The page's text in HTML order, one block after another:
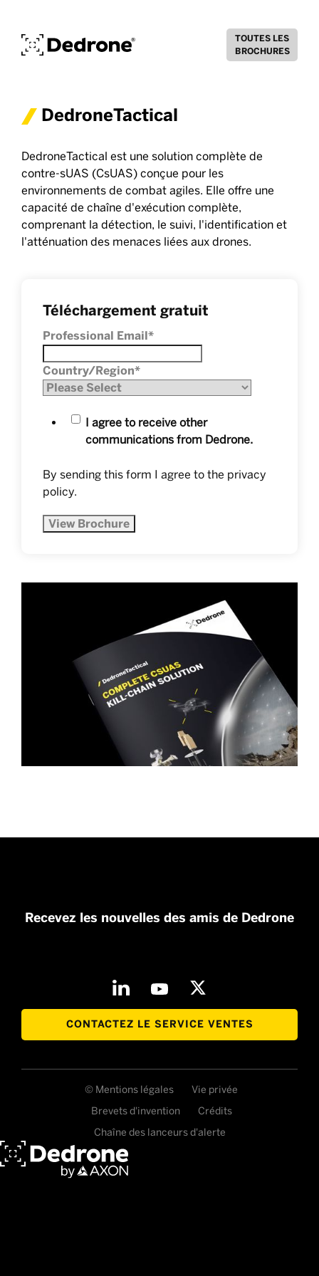
TOUTES LES
BROCHURES
DedroneTactical
DedroneTactical est une solution complète de
contre-sUAS (CsUAS) conçue pour les
environnements de combat agiles. Elle offre une
capacité de chaîne d'exécution complète,
comprenant la détection, le suivi, l'identification et
l'atténuation des menaces liées aux drones.
Téléchargement gratuit
Professional Email*
Country/Region*
I agree to receive other
communications from Dedrone.
By sending this form I agree to the privacy
policy.
Recevez les nouvelles des amis de Dedrone
CONTACTEZ LE SERVICE VENTES
© Mentions légales
Vie privée
Brevets d'invention
Crédits
Chaîne des lanceurs d'alerte